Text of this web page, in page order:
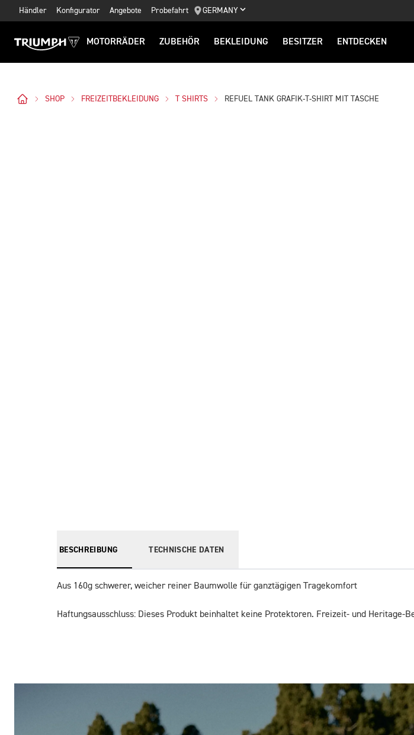
Händler Konfigurator Angebote Probefahrt GERMANY
MOTORRÄDER ZUBEHÖR BEKLEIDUNG BESITZER ENTDECKEN
SHOP FREIZEITBEKLEIDUNG T SHIRTS REFUEL TANK GRAFIK-T-SHIRT MIT TASCHE
BESCHREIBUNG TECHNISCHE DATEN
Aus 160g schwerer, weicher reiner Baumwolle für ganztägigen Tragekomfort
Haftungsausschluss: Dieses Produkt beinhaltet keine Protektoren. Freizeit- und Heritage-